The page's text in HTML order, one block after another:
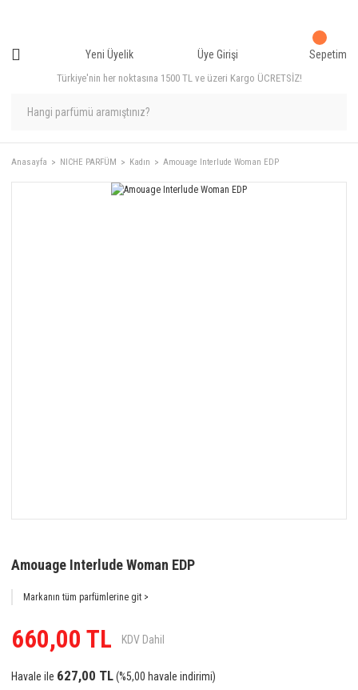
Türkiye'nin her noktasına 1500 TL ve üzeri Kargo ÜCRETSİZ!
Yeni Üyelik Üye Girişi Sepetim
Anasayfa NICHE PARFÜM Kadın Amouage Interlude Woman EDP
Amouage Interlude Woman EDP
Markanın tüm parfümlerine git >
660,00 TL KDV Dahil
Havale ile 627,00 TL(%5,00 havale indirimi)